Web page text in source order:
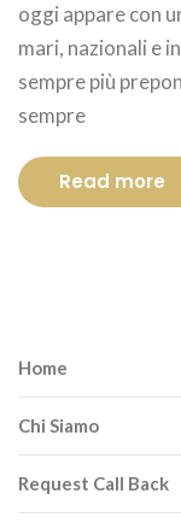
oggi appare con
mari, nazionali e
sempre più
sempre
Read more
Home
Chi Siamo
Request Call Back